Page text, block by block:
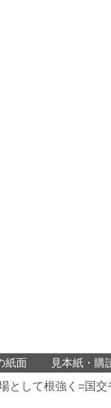
紙面 見本紙・購
として根強く=国